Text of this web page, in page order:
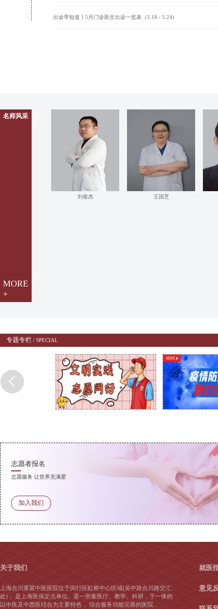
出诊早知道丨5月门诊医生出诊一览表（5.18 - 5.24)
名师风采
MORE
+
刘俊杰 王国芝
专题专栏 / SPECIAL
志愿者报名
志愿服务 让世界充满爱
加入我们
关于我们
上海合川莱茵中医医院位于闵行区虹桥中心区域(吴中路合川路交汇
处)， 是上海医保定点单位。是一所集医疗、教学、科研，于一体的
以中医及中西医结合为主要特色， 综合服务功能完善的医院...
就医
意见